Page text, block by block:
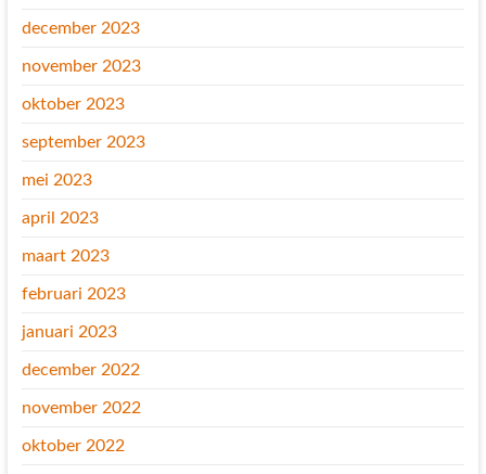
december 2023
november 2023
oktober 2023
september 2023
mei 2023
april 2023
maart 2023
februari 2023
januari 2023
december 2022
november 2022
oktober 2022